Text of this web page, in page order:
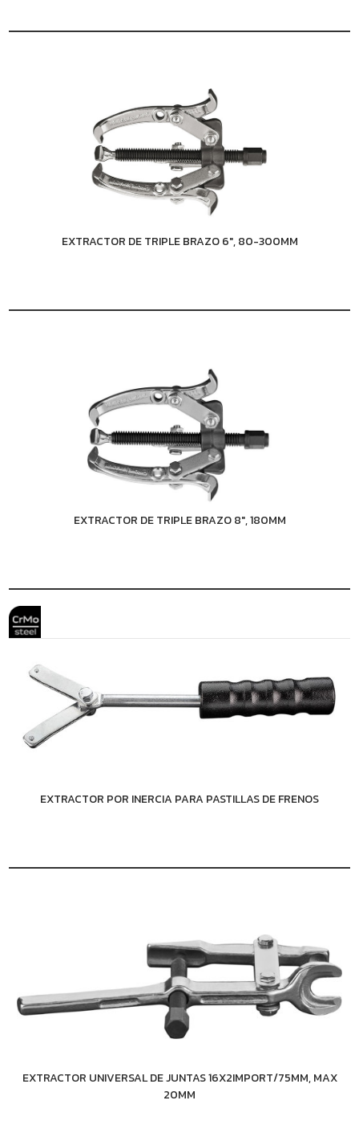
EXTRACTOR DE TRIPLE BRAZO 6", 80-300MM
EXTRACTOR DE TRIPLE BRAZO 8", 180MM
EXTRACTOR POR INERCIA PARA PASTILLAS DE FRENOS
EXTRACTOR UNIVERSAL DE JUNTAS 16X2IMPORT/75MM, MAX
20MM